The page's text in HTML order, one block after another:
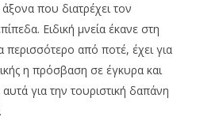
που διατρέχει τον
Ειδική μνεία έκανε στη
από ποτέ, έχει για
η πρόσβαση σε έγκυρα και
για την τουριστική δαπάνη